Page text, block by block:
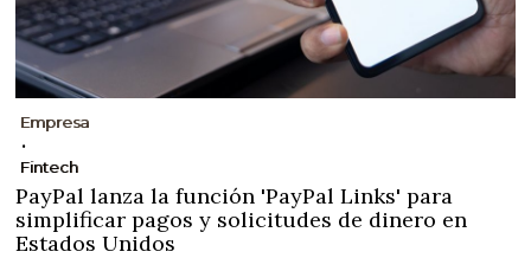
Empresa
Fintech
PayPal lanza la función 'PayPal Links' para
simplificar pagos y solicitudes de dinero en
Estados Unidos